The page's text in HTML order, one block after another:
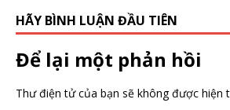
HÃY BÌNH LUẬN ĐẦU TIÊN
Để lại một phản hồi
Thư điện tử của bạn sẽ không được hiện